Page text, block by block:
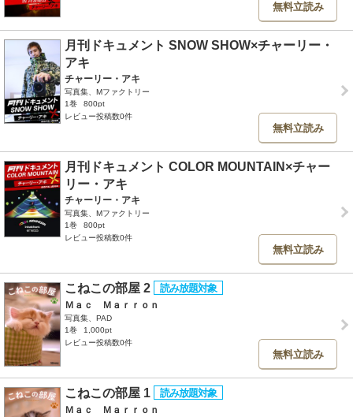
無料立読み
月刊ドキュメント SNOW SHOW×チャーリー・
アキ
チャーリー・アキ
写真集、Mファクトリー
1巻
800pt
レビュー投稿数0件
無料立読み
月刊ドキュメント COLOR MOUNTAIN×チャー
リー・アキ
チャーリー・アキ
写真集、Mファクトリー
1巻
800pt
レビュー投稿数0件
無料立読み
こねこの部屋 2
Ｍａｃ Ｍａｒｒｏｎ
写真集、PAD
1巻
1,000pt
レビュー投稿数0件
無料立読み
こねこの部屋 1
Ｍａｃ Ｍａｒｒｏｎ